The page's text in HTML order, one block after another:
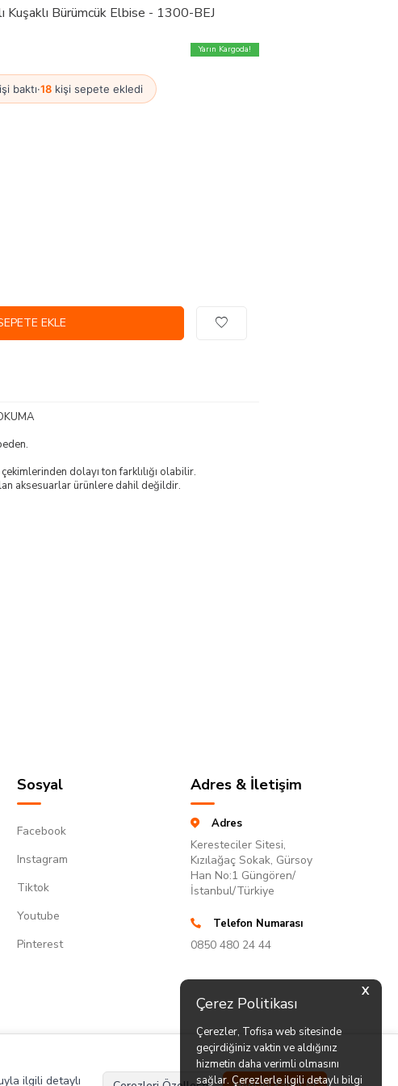
X
Çerez Politikası
Çerezler, Tofisa web sitesinde
geçirdiğiniz vaktin ve aldığınız
hizmetin daha verimli olmasını
sağlar. Çerezlerle ilgili detaylı bilgi
Bürümcük Elbise - 1300-BEJ
Yarın Kargoda!
baktı·18 kişi sepete ekledi
EKLE
dolayı ton farklılığı olabilir.
aksesuarlar ürünlere dahil değildir.
Sosyal
Facebook
Instagram
Tiktok
Youtube
Pinterest
Adres & İletişim
Adres
Keresteciler Sitesi,
Kızılağaç Sokak, Gürsoy
Han No:1 Güngören/
İstanbul/Türkiye
Telefon Numarası
0850 480 24 44
ilgili detaylı